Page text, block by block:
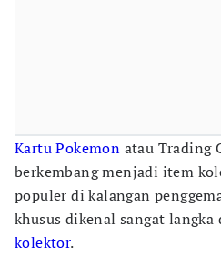
Kartu Pokemon atau Trading
berkembang menjadi item
populer di kalangan
khusus dikenal sangat
kolektor.